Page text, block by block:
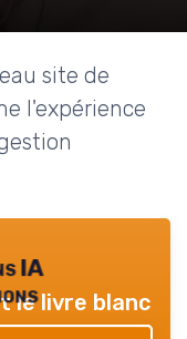
site de
l'expérience
IA
le livre blanc